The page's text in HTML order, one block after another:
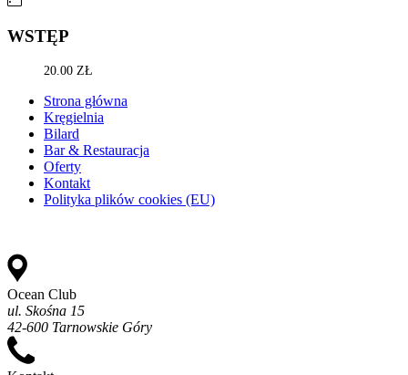
WSTĘP
20.00 ZŁ
Strona główna
Kręgielnia
Bilard
Bar & Restauracja
Oferty
Kontakt
Polityka plików cookies (EU)
Ocean Club
ul. Skośna 15
42-600 Tarnowskie Góry